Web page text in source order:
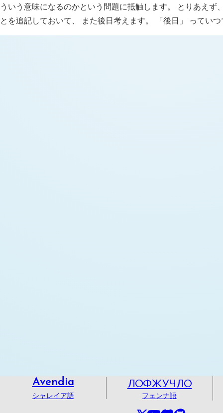
ういう意味になるのかという問題に抵触します。 とりあえず
とを追記しておいて、 また後日考えます。 「後日」 ってい
Avendia
シャレイア語
ЛОФЖУЧЛО
フェンナ語